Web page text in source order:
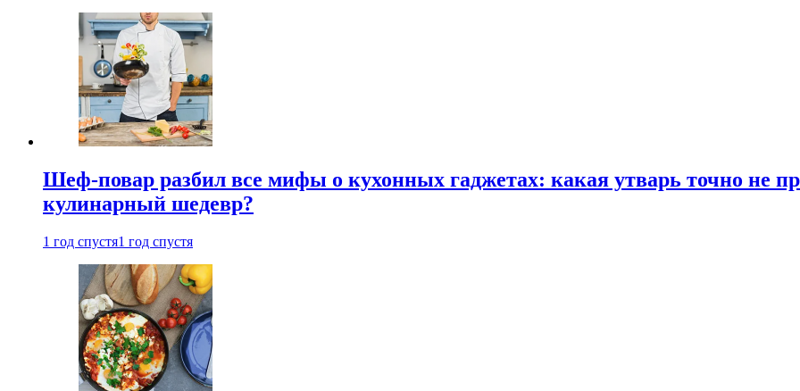
Шеф-повар разбил все мифы о кухонных гаджетах: какая утварь точно не
кулинарный шедевр?
1 год спустя1 год спустя